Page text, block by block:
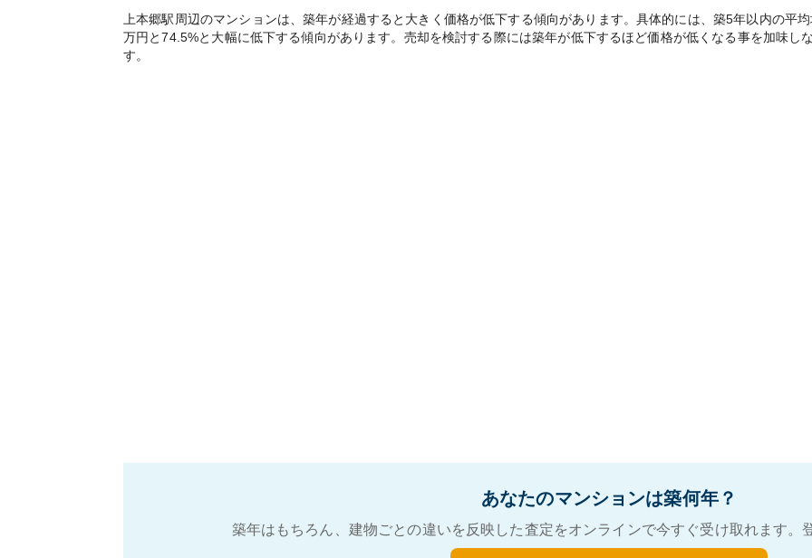
上本郷駅周辺のマンションは、築年が経過すると大きく価格が低下する傾向があります。具体的には、築5年以内の平
万円と74.5%と大幅に低下する傾向があります。売却を検討する際には築年が低下するほど価格が低くなる事を加味し
す。
あなたのマンションは築何年？
築年はもちろん、建物ごとの違いを反映した査定をオンラインで今すぐ受け取れます。